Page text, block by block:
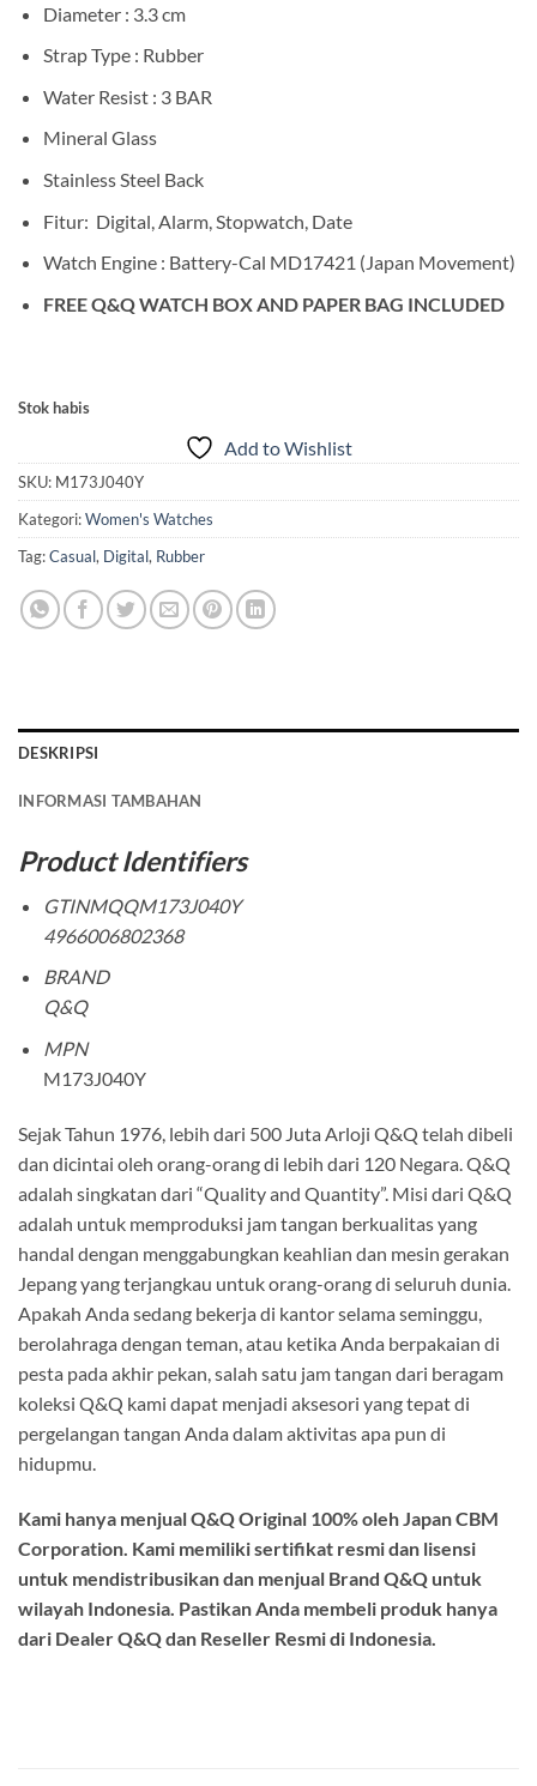
Diameter : 3.3 cm
Strap Type : Rubber
Water Resist : 3 BAR
Mineral Glass
Stainless Steel Back
Fitur: Digital, Alarm, Stopwatch, Date
Watch Engine : Battery-Cal MD17421 (Japan Movement)
FREE Q&Q WATCH BOX AND PAPER BAG INCLUDED
Stok habis
Add to Wishlist
SKU: M173J040Y
Kategori:Women's Watches
Tag:Casual, Digital, Rubber
DESKRIPSI
INFORMASI TAMBAHAN
Product Identifiers
GTINMQQM173J040Y
4966006802368
BRAND
Q&Q
MPN
M173J040Y
Sejak Tahun 1976, lebih dari 500 Juta Arloji Q&Q telah dibeli
dan dicintai oleh orang-orang di lebih dari 120 Negara. Q&Q
adalah singkatan dari “Quality and Quantity”. Misi dari Q&Q
adalah untuk memproduksi jam tangan berkualitas yang
handal dengan menggabungkan keahlian dan mesin gerakan
Jepang yang terjangkau untuk orang-orang di seluruh dunia.
Apakah Anda sedang bekerja di kantor selama seminggu,
berolahraga dengan teman, atau ketika Anda berpakaian di
pesta pada akhir pekan, salah satu jam tangan dari beragam
koleksi Q&Q kami dapat menjadi aksesori yang tepat di
pergelangan tangan Anda dalam aktivitas apa pun di
hidupmu.
Kami hanya menjual Q&Q Original 100% oleh Japan CBM
Corporation. Kami memiliki sertifikat resmi dan lisensi
untuk mendistribusikan dan menjual Brand Q&Q untuk
wilayah Indonesia. Pastikan Anda membeli produk hanya
dari Dealer Q&Q dan Reseller Resmi di Indonesia.